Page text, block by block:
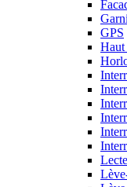
GPS
Haut